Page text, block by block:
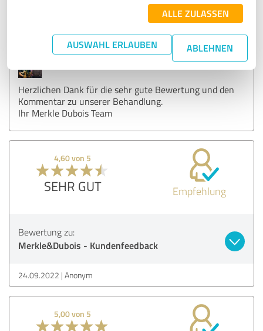
ALLE ZULASSEN
AUSWAHL ERLAUBEN ABLEHNEN
Merkle&Dubois - Kundenfeedback
16.08.2019 Myriam D.
Kommentar von Merkle&Dubois:
Herzlichen Dank für die sehr gute Bewertung und den
Kommentar zu unserer Behandlung.
Ihr Merkle Dubois Team
4,60 von 5
SEHR GUT Empfehlung
Bewertung zu:
Merkle&Dubois - Kundenfeedback
24.09.2022 Anonym
5,00 von 5